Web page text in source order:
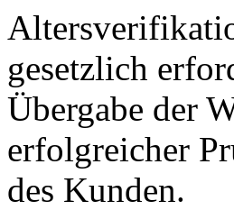
gesetzlich
Übergabe der
erfolgreicher
des Kunden.